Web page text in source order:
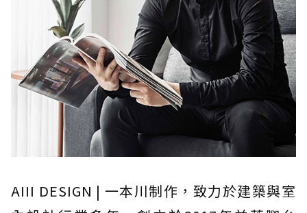
AIII DESIGN | 一本川制作，致力於建築與室